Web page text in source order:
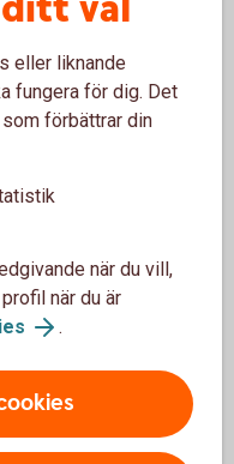
Handel med
och
kanaler gäller ordinarie
köp och säljkurs
öppning motsvarar
slutliga villkor för
Exchange Traded
dessa som
dessa villkor
eller liknande
fungera för dig. Det
förbättrar din
när du vill,
när du är
.